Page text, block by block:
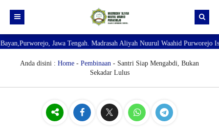
Beranda
Sejarah Berdirinya MA Nuurul Waahid Purworejo
Grafik Lulusan Santri
Pendaftaran Santri Baru Tahun Ajaran 2026-2027
Foto Ikhwan 2025
Data Alumni
Jawa Tengah. Madrasah Aliyah Nuurul Waahid Purworejo Islamic
Anda disini : Home - Pembinaan - Santri Siap Mengabdi, Bukan
Sekadar Lulus